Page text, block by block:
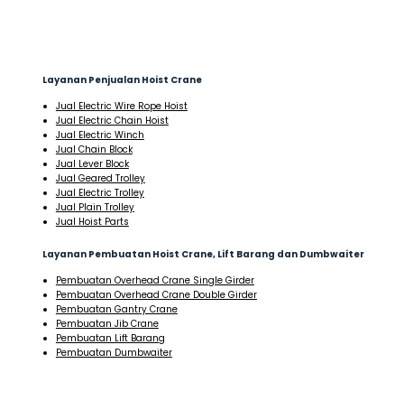
Layanan Penjualan Hoist Crane
Jual Electric Wire Rope Hoist
Jual Electric Chain Hoist
Jual Electric Winch
Jual Chain Block
Jual Lever Block
Jual Geared Trolley
Jual Electric Trolley
Jual Plain Trolley
Jual Hoist Parts
Layanan Pembuatan Hoist Crane, Lift Barang dan Dumbwaiter
Pembuatan Overhead Crane Single Girder
Pembuatan Overhead Crane Double Girder
Pembuatan Gantry Crane
Pembuatan Jib Crane
Pembuatan Lift Barang
Pembuatan Dumbwaiter